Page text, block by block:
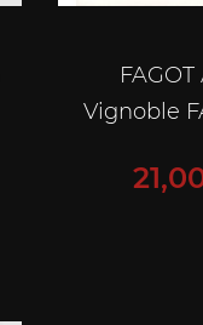
Vignoble